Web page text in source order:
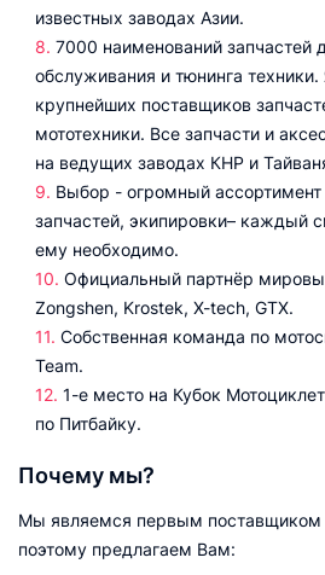
известных заводах Азии.
7000 наименований запчастей
обслуживания и тюнинга
крупнейших поставщиков
мототехники. Все запчасти и
на ведущих заводах КНР и
Выбор - огромный ассортимент
запчастей, экипировки– каждый
ему необходимо.
Официальный партнёр
Zongshen, Krostek, X-tech, GTX.
Собственная команда по
Team.
1-е место на Кубок
по Питбайку.
Почему мы?
Мы являемся первым поставщиком
поэтому предлагаем Вам: